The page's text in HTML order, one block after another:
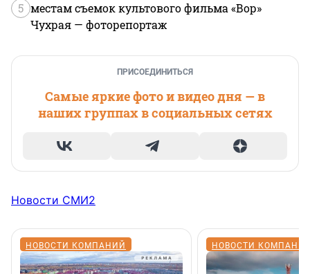
5 местам съемок культового фильма «Вор»
Чухрая — фоторепортаж
ПРИСОЕДИНИТЬСЯ
Самые яркие фото и видео дня — в
наших группах в социальных сетях
Новости СМИ2
НОВОСТИ КОМПАНИЙ НОВОСТИ